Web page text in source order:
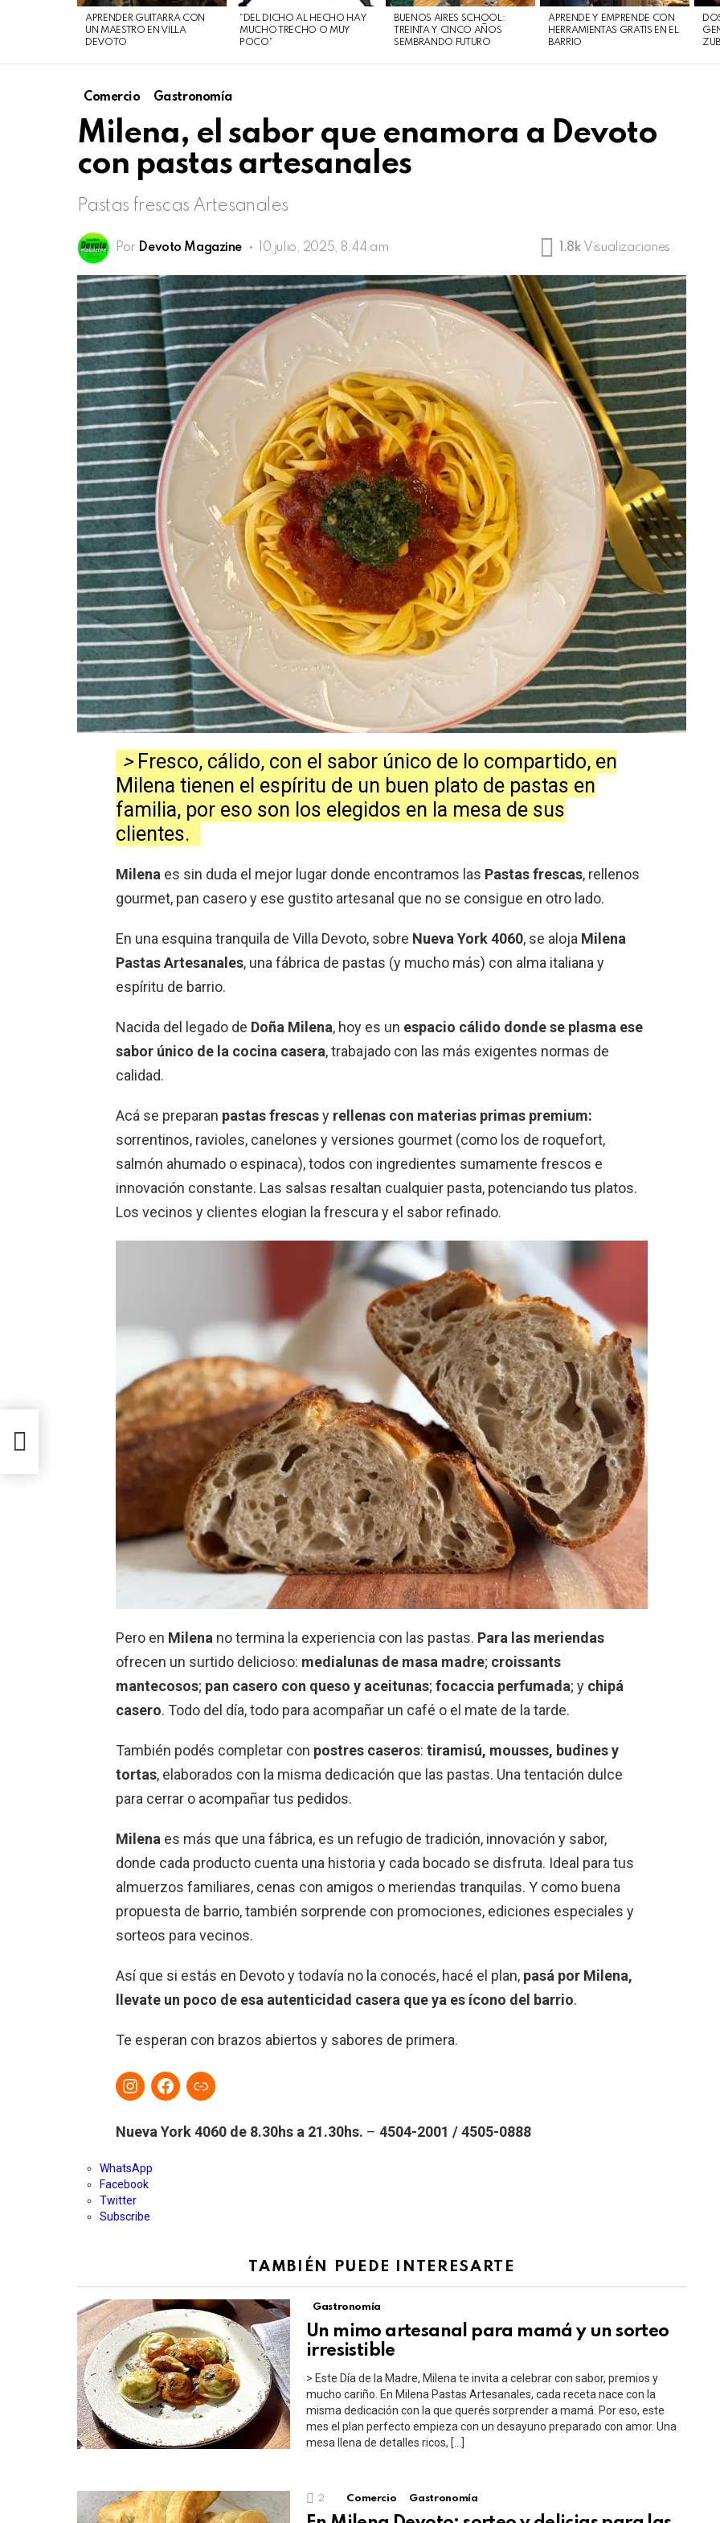
APRENDER GUITARRA CON
UN MAESTRO EN VILLA
DEVOTO
“DEL DICHO AL HECHO HAY
MUCHO TRECHO O MUY
POCO”
BUENOS AIRES SCHOOL:
TREINTA Y CINCO AÑOS
SEMBRANDO FUTURO
APRENDE Y EMPRENDE CON
HERRAMIENTAS GRATIS EN EL
BARRIO
Comercio Gastronomía
Milena, el sabor que enamora a Devoto
con pastas artesanales
Pastas frescas Artesanales
Por Devoto Magazine 10 julio, 2025, 8:44 am 1.8k Visualizaciones
> Fresco, cálido, con el sabor único de lo compartido, en
Milena tienen el espíritu de un buen plato de pastas en
familia, por eso son los elegidos en la mesa de sus
clientes.
Milena es sin duda el mejor lugar donde encontramos las Pastas frescas, rellenos
gourmet, pan casero y ese gustito artesanal que no se consigue en otro lado.
En una esquina tranquila de Villa Devoto, sobre Nueva York 4060, se aloja Milena
Pastas Artesanales, una fábrica de pastas (y mucho más) con alma italiana y
espíritu de barrio.
Nacida del legado de Doña Milena, hoy es un espacio cálido donde se plasma ese
sabor único de la cocina casera, trabajado con las más exigentes normas de
calidad.
Acá se preparan pastas frescasy rellenas con materias primas premium:
sorrentinos, ravioles, canelones y versiones gourmet (como los de roquefort,
salmón ahumado o espinaca), todos con ingredientes sumamente frescos e
innovación constante. Las salsas resaltan cualquier pasta, potenciando tus platos.
Los vecinos y clientes elogian la frescura y el sabor refinado.
Pero en Milena no termina la experiencia con las pastas. Para las meriendas
ofrecen un surtido delicioso: medialunas de masa madre; croissants
mantecosos; pan casero con queso y aceitunas; focaccia perfumada; y chipá
casero. Todo del día, todo para acompañar un café o el mate de la tarde.
También podés completar con postres caseros: tiramisú, mousses, budines y
tortas, elaborados con la misma dedicación que las pastas. Una tentación dulce
para cerrar o acompañar tus pedidos.
Milena es más que una fábrica, es un refugio de tradición, innovación y sabor,
donde cada producto cuenta una historia y cada bocado se disfruta. Ideal para tus
almuerzos familiares, cenas con amigos o meriendas tranquilas. Y como buena
propuesta de barrio, también sorprende con promociones, ediciones especiales y
sorteos para vecinos.
Así que si estás en Devoto y todavía no la conocés, hacé el plan, pasá por Milena,
llevate un poco de esa autenticidad casera que ya es ícono del barrio.
Te esperan con brazos abiertos y sabores de primera.
Instagram Facebook Enlace
Nueva York 4060 de 8.30hs a 21.30hs. – 4504-2001 / 4505-0888
WhatsApp
Facebook
Twitter
Subscribe
TAMBIÉN PUEDE INTERESARTE
Gastronomía
Un mimo artesanal para mamá y un sorteo
irresistible
> Este Día de la Madre, Milena te invita a celebrar con sabor, premios y
mucho cariño. En Milena Pastas Artesanales, cada receta nace con la
misma dedicación con la que querés sorprender a mamá. Por eso, este
mes el plan perfecto empieza con un desayuno preparado con amor. Una
mesa llena de detalles ricos, […]
2 Comercio Gastronomía
agosto
2026